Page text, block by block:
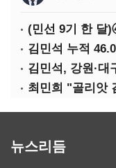
김민석, 강원·
뉴스리듬